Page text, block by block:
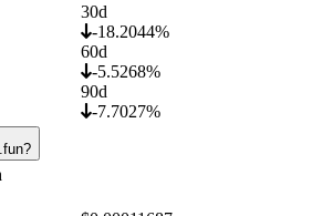
30d
-18.2044%
60d
-5.5268%
90d
-7.7027%